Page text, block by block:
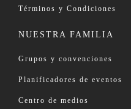
Términos y Condiciones
NUESTRA FAMILIA
Grupos y convenciones
Planificadores de eventos
Centro de medios